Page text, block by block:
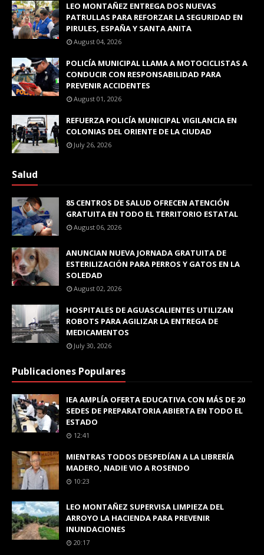
LEO MONTAÑEZ ENTREGA DOS NUEVAS
PATRULLAS PARA REFORZAR LA SEGURIDAD EN
PIRULES, ESPAÑA Y SANTA ANITA
August 04, 2026
POLICÍA MUNICIPAL LLAMA A MOTOCICLISTAS A
CONDUCIR CON RESPONSABILIDAD PARA
PREVENIR ACCIDENTES
August 01, 2026
REFUERZA POLICÍA MUNICIPAL VIGILANCIA EN
COLONIAS DEL ORIENTE DE LA CIUDAD
July 26, 2026
Salud
85 CENTROS DE SALUD OFRECEN ATENCIÓN
GRATUITA EN TODO EL TERRITORIO ESTATAL
August 06, 2026
ANUNCIAN NUEVA JORNADA GRATUITA DE
ESTERILIZACIÓN PARA PERROS Y GATOS EN LA
SOLEDAD
August 02, 2026
HOSPITALES DE AGUASCALIENTES UTILIZAN
ROBOTS PARA AGILIZAR LA ENTREGA DE
MEDICAMENTOS
July 30, 2026
Publicaciones Populares
IEA AMPLÍA OFERTA EDUCATIVA CON MÁS DE 20
SEDES DE PREPARATORIA ABIERTA EN TODO EL
ESTADO
12:41
MIENTRAS TODOS DESPEDÍAN A LA LIBRERÍA
MADERO, NADIE VIO A ROSENDO
10:23
LEO MONTAÑEZ SUPERVISA LIMPIEZA DEL
ARROYO LA HACIENDA PARA PREVENIR
INUNDACIONES
20:17